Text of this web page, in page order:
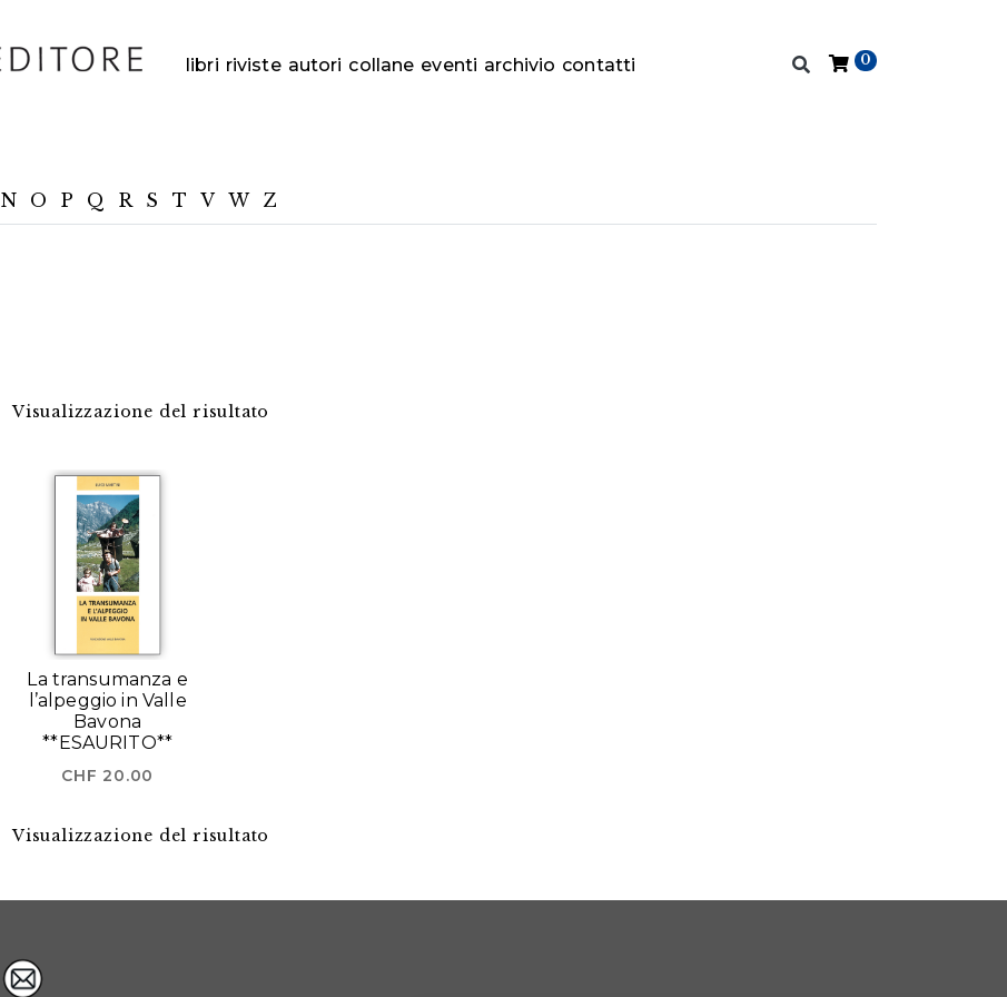
libri riviste autori collane eventi archivio contatti 0
N O P Q R S T V W Z
Visualizzazione del risultato
La transumanza e
l’alpeggio in Valle
Bavona
**ESAURITO**
CHF 20.00
Visualizzazione del risultato